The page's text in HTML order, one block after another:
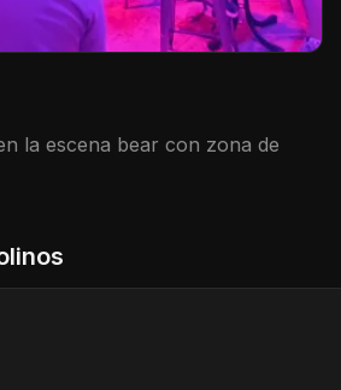
la escena bear con zona de